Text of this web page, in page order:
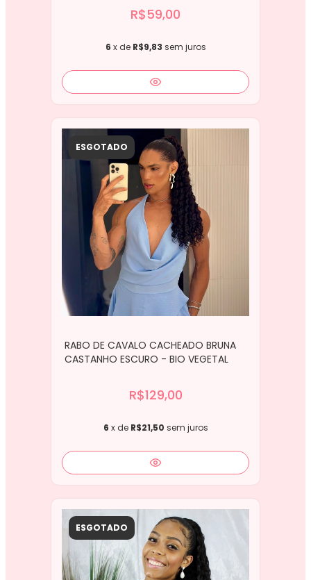
R$59,00
6 x de R$9,83 sem juros
ESGOTADO
RABO DE CAVALO CACHEADO BRUNA
CASTANHO ESCURO - BIO VEGETAL
R$129,00
6 x de R$21,50 sem juros
ESGOTADO